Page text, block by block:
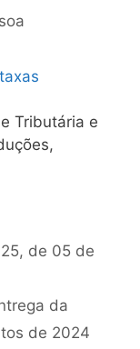
Tributária e
de 05 de
da
de 2024